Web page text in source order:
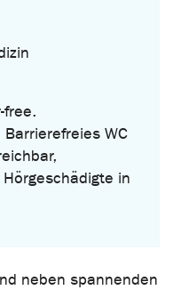
free.
WC
in
neben spannenden